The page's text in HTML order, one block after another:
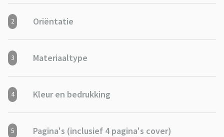
2 Oriëntatie
3 Materiaaltype
4 Kleur en bedrukking
5 Pagina's (inclusief 4 pagina's cover)